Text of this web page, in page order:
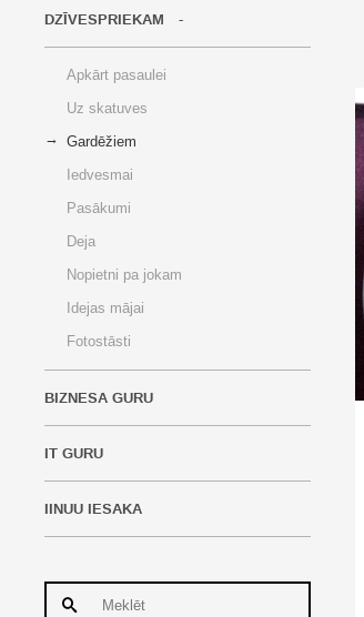
DZĪVESPRIEKAM
Apkārt pasaulei
Uz skatuves
Gardēžiem
Iedvesmai
Pasākumi
Deja
Nopietni pa jokam
Idejas mājai
Fotostāsti
BIZNESA GURU
IT GURU
IINUU IESAKA